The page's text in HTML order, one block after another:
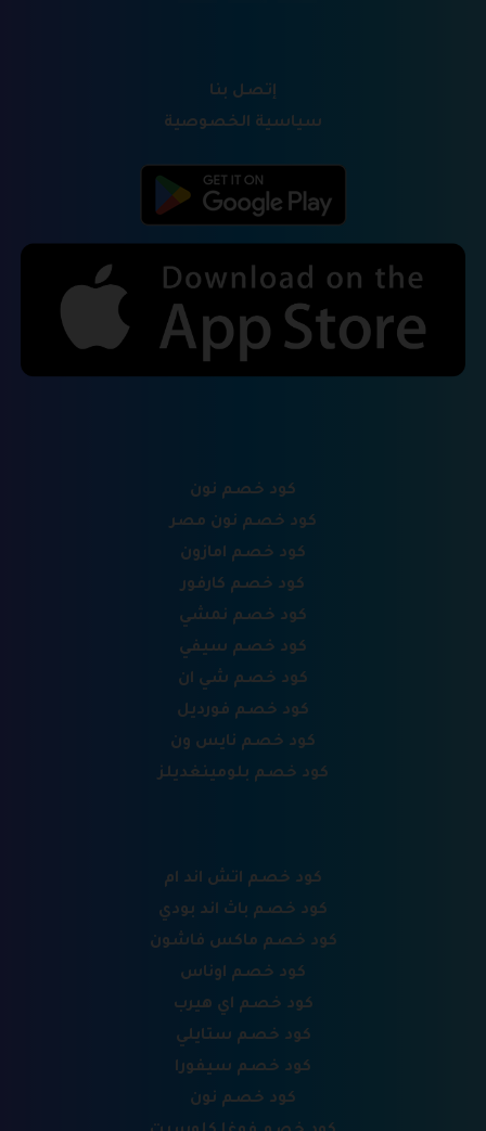
إتصل بنا
سياسية الخصوصية
كود خصم نون
كود خصم نون مصر
كود خصم امازون
كود خصم كارفور
كود خصم نمشي
كود خصم سيفي
كود خصم شي ان
كود خصم فورديل
كود خصم نايس ون
كود خصم بلومينغديلز
كود خصم اتش اند ام
كود خصم باث اند بودي
كود خصم ماكس فاشون
كود خصم اوناس
كود خصم اي هيرب
كود خصم ستايلي
كود خصم سيفورا
كود خصم نون